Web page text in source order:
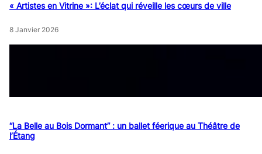
« Artistes en Vitrine »: L’éclat qui réveille les cœurs de ville
8 Janvier 2026
“La Belle au Bois Dormant” : un ballet féerique au Théâtre de
l’Étang